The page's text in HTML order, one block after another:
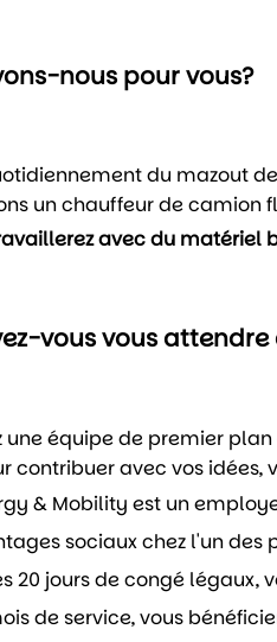
nous pour vous?
du mazout
un chauffeur de camion
avec du matériel
vous vous
une équipe de premier
contribuer avec vos
& Mobility est un
sociaux chez l'un
20 jours de congé
de service, vous